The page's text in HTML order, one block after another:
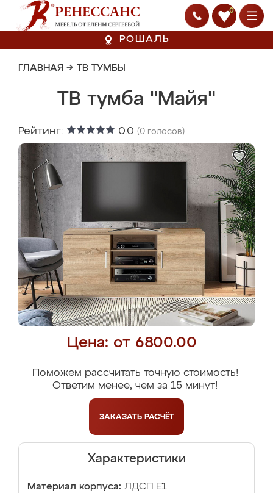
0
РОШАЛЬ
ГЛАВНАЯ → ТВ ТУМБЫ
ТВ тумба "Майя"
Рейтинг: 0.0 (0 голосов)
Цена: от 6800.00
Поможем рассчитать точную стоимость!
Ответим менее, чем за 15 минут!
ЗАКАЗАТЬ РАСЧЁТ
Характеристики
Материал корпуса: ЛДСП Е1